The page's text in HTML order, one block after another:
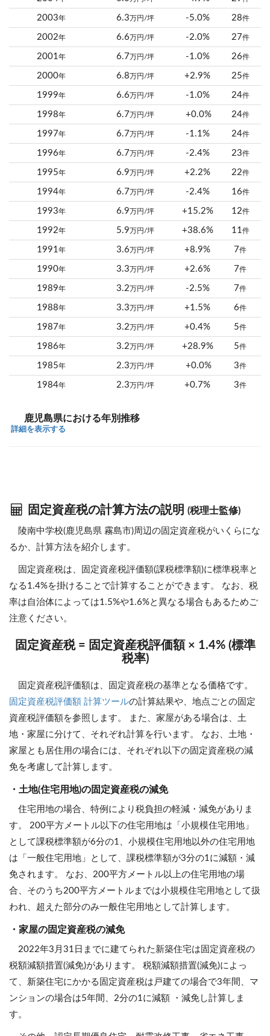
2003年 6.3 万円/坪 -5.0% 28件
2002年 6.6 万円/坪 -2.0% 27件
2001年 6.7 万円/坪 -1.0% 26件
2000年 6.8 万円/坪 +2.9% 25件
1999年 6.6 万円/坪 -1.0% 24件
1998年 6.7 万円/坪 +0.0% 24件
1997年 6.7 万円/坪 -1.1% 24件
1996年 6.7 万円/坪 -2.4% 23件
1995年 6.9 万円/坪 +2.2% 22件
1994年 6.7 万円/坪 -2.4% 16件
1993年 6.9 万円/坪 +15.2% 12件
1992年 5.9 万円/坪 +38.6% 11件
1991年 3.6 万円/坪 +8.9% 7件
1990年 3.3 万円/坪 +2.6% 7件
1989年 3.2 万円/坪 -2.5% 7件
1988年 3.3 万円/坪 +1.5% 6件
1987年 3.2 万円/坪 +0.4% 5件
1986年 3.2 万円/坪 +28.9% 5件
1985年 2.3 万円/坪 +0.0% 3件
1984年 2.3 万円/坪 +0.7% 3件
鹿児島県における年別推移
詳細を表示する
固定資産税の計算方法の説明 (税理士監修)
陵南中学校(鹿児島県 霧島市)周辺の固定資産税がいくらにな
るか、計算方法を紹介します。
固定資産税は、固定資産税評価額(課税標準額)に標準税率と
なる1.4%を掛けることで計算することができます。 なお、税
率は自治体によっては1.5%や1.6%と異なる場合もあるためご
注意ください。
固定資産税 = 固定資産税評価額 × 1.4% (標準
税率)
固定資産税評価額は、固定資産税の基準となる価格です。
固定資産税評価額 計算ツールの計算結果や、地点ごとの固定
資産税評価額を参照します。 また、家屋がある場合は、土
地・家屋に分けて、それぞれ計算を行います。 なお、土地・
家屋とも居住用の場合には、それぞれ以下の固定資産税の減
免を考慮して計算します。
・土地(住宅用地)の固定資産税の減免
住宅用地の場合、特例により税負担の軽減・減免がありま
す。 200平方メートル以下の住宅用地は「小規模住宅用地」
として課税標準額が6分の1、小規模住宅用地以外の住宅用地
は「一般住宅用地」として、課税標準額が3分の1に減額・減
免されます。 なお、200平方メートル以上の住宅用地の場
合、そのうち200平方メートルまでは小規模住宅用地として扱
われ、超えた部分のみ一般住宅用地として計算します。
・家屋の固定資産税の減免
2022年3月31日までに建てられた新築住宅は固定資産税の
税額減額措置(減免)があります。 税額減額措置(減免)によっ
て、新築住宅にかかる固定資産税は戸建ての場合で3年間、マ
ンションの場合は5年間、2分の1に減額 ・減免し計算しま
す。